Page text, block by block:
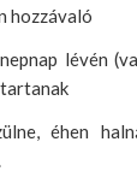
hozzávaló
lévén
éhen